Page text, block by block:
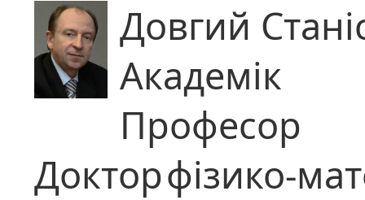
Довгий
Академік
Професор
Докторфізико-